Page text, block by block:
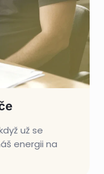
už se
energii na